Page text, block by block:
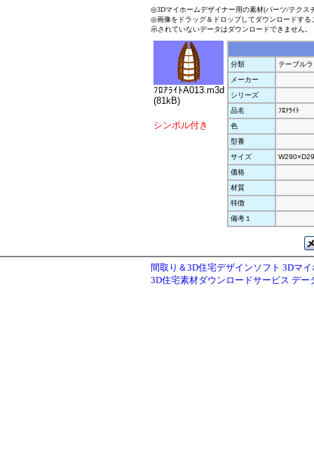
◎3Dマイホームデザイナー用の素材(パーツ/テクス
◎画像をドラッグ＆ドロップしてダウンロードす
示されていないデータはダウンロードできません。
ﾌﾛｱﾗｲﾄA013.m3d
(81kB)
シンボル付き
分類
テーブル
メーカー
シリーズ
品名
ﾌﾛｱﾗｲﾄ
色
型番
サイズ
価格
材質
特徴
備考１
間取り＆3D住宅デザインソフト 3Dマ
3D住宅素材ダウンロードサービス デー